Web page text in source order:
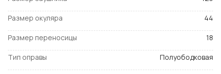
Размер окуляра 44
Размер переносицы 18
Тип оправы Полуободковая